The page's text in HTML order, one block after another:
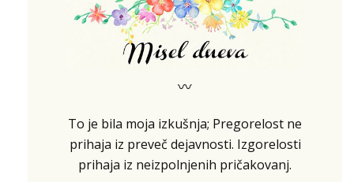
〰
To je bila moja izkušnja; Pregorelost ne
prihaja iz preveč dejavnosti. Izgorelosti
prihaja iz neizpolnjenih pričakovanj.